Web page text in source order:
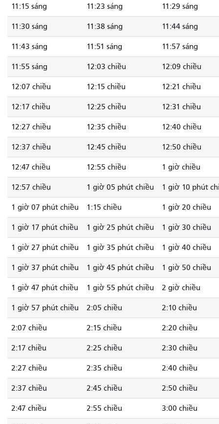
11:15 sáng 11:23 sáng 11:29 sáng
11:30 sáng 11:38 sáng 11:44 sáng
11:43 sáng 11:51 sáng 11:57 sáng
11:55 sáng 12:03 chiều 12:09 chiều
12:07 chiều 12:15 chiều 12:21 chiều
12:17 chiều 12:25 chiều 12:31 chiều
12:27 chiều 12:35 chiều 12:40 chiều
12:37 chiều 12:45 chiều 12:50 chiều
12:47 chiều 12:55 chiều 1 giờ chiều
12:57 chiều 1 giờ 05 phút chiều 1 giờ 10 phút
1 giờ 07 phút chiều 1:15 chiều 1 giờ 20 chiều
1 giờ 17 phút chiều 1 giờ 25 phút chiều 1 giờ 30 chiều
1 giờ 27 phút chiều 1 giờ 35 phút chiều 1 giờ 40 chiều
1 giờ 37 phút chiều 1 giờ 45 phút chiều 1 giờ 50 chiều
1 giờ 47 phút chiều 1 giờ 55 phút chiều 2 giờ chiều
1 giờ 57 phút chiều 2:05 chiều 2:10 chiều
2:07 chiều 2:15 chiều 2:20 chiều
2:17 chiều 2:25 chiều 2:30 chiều
2:27 chiều 2:35 chiều 2:40 chiều
2:37 chiều 2:45 chiều 2:50 chiều
2:47 chiều 2:55 chiều 3:00 chiều